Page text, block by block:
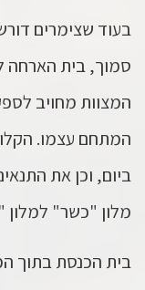
בעוד שצימרים
סמוך, בית
המצוות מחויב
המתחם עצמו.
ביום, וכן את
מלון "כשר" למלון
בית הכנסת בתוך